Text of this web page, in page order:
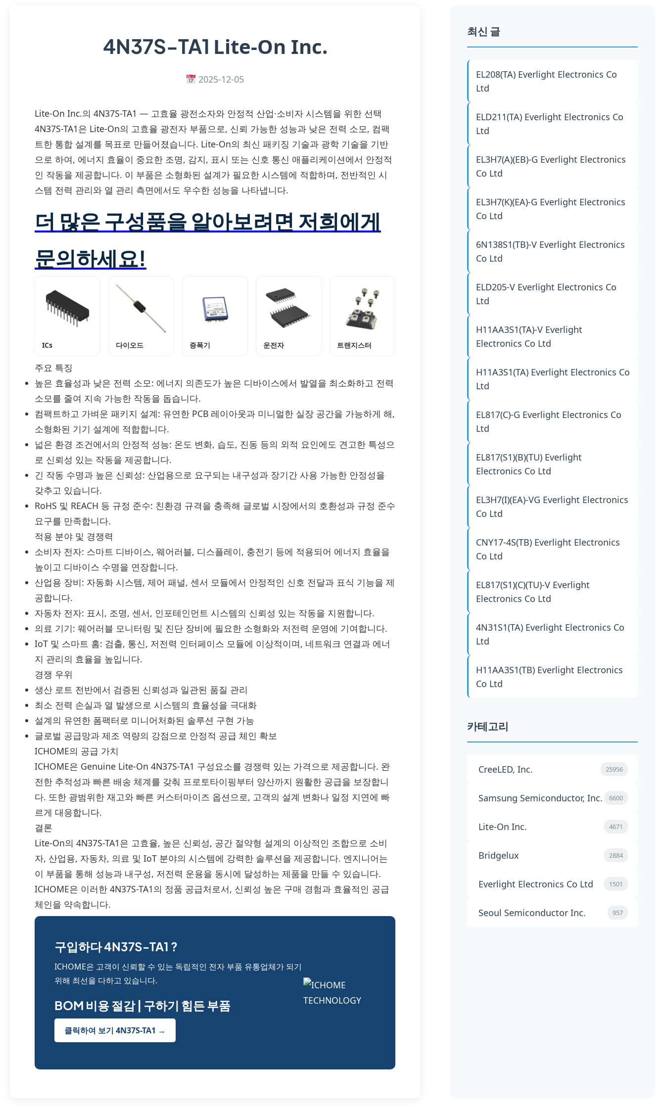
4N37S-TA1 Lite-On Inc.
2025-12-05
Lite-On Inc.의 4N37S-TA1 — 고효율 광전소자와 안정적 산업·소비자 시스템을 위한 선택
4N37S-TA1은 Lite-On의 고효율 광전자 부품으로, 신뢰 가능한 성능과 낮은 전력 소모, 컴팩
트한 통합 설계를 목표로 만들어졌습니다. Lite-On의 최신 패키징 기술과 광학 기술을 기반
으로 하여, 에너지 효율이 중요한 조명, 감지, 표시 또는 신호 통신 애플리케이션에서 안정적
인 작동을 제공합니다. 이 부품은 소형화된 설계가 필요한 시스템에 적합하며, 전반적인 시
스템 전력 관리와 열 관리 측면에서도 우수한 성능을 나타냅니다.
더 많은 구성품을 알아보려면 저희에게
문의하세요!
ICs 다이오드 증폭기 운전자 트랜지스터
주요 특징
높은 효율성과 낮은 전력 소모: 에너지 의존도가 높은 디바이스에서 발열을 최소화하고 전력
소모를 줄여 지속 가능한 작동을 돕습니다.
컴팩트하고 가벼운 패키지 설계: 유연한 PCB 레이아웃과 미니멀한 실장 공간을 가능하게 해,
소형화된 기기 설계에 적합합니다.
넓은 환경 조건에서의 안정적 성능: 온도 변화, 습도, 진동 등의 외적 요인에도 견고한 특성으
로 신뢰성 있는 작동을 제공합니다.
긴 작동 수명과 높은 신뢰성: 산업용으로 요구되는 내구성과 장기간 사용 가능한 안정성을
갖추고 있습니다.
RoHS 및 REACH 등 규정 준수: 친환경 규격을 충족해 글로벌 시장에서의 호환성과 규정 준수
요구를 만족합니다.
적용 분야 및 경쟁력
소비자 전자: 스마트 디바이스, 웨어러블, 디스플레이, 충전기 등에 적용되어 에너지 효율을
높이고 디바이스 수명을 연장합니다.
산업용 장비: 자동화 시스템, 제어 패널, 센서 모듈에서 안정적인 신호 전달과 표식 기능을 제
공합니다.
자동차 전자: 표시, 조명, 센서, 인포테인먼트 시스템의 신뢰성 있는 작동을 지원합니다.
의료 기기: 웨어러블 모니터링 및 진단 장비에 필요한 소형화와 저전력 운영에 기여합니다.
IoT 및 스마트 홈: 검출, 통신, 저전력 인터페이스 모듈에 이상적이며, 네트워크 연결과 에너
지 관리의 효율을 높입니다.
경쟁 우위
생산 로트 전반에서 검증된 신뢰성과 일관된 품질 관리
최소 전력 손실과 열 발생으로 시스템의 효율성을 극대화
설계의 유연한 폼팩터로 미니어처화된 솔루션 구현 가능
글로벌 공급망과 제조 역량의 강점으로 안정적 공급 체인 확보
ICHOME의 공급 가치
ICHOME은 Genuine Lite-On 4N37S-TA1 구성요소를 경쟁력 있는 가격으로 제공합니다. 완
전한 추적성과 빠른 배송 체계를 갖춰 프로토타이핑부터 양산까지 원활한 공급을 보장합니
다. 또한 광범위한 재고와 빠른 커스터마이즈 옵션으로, 고객의 설계 변화나 일정 지연에 빠
르게 대응합니다.
결론
Lite-On의 4N37S-TA1은 고효율, 높은 신뢰성, 공간 절약형 설계의 이상적인 조합으로 소비
자, 산업용, 자동차, 의료 및 IoT 분야의 시스템에 강력한 솔루션을 제공합니다. 엔지니어는
이 부품을 통해 성능과 내구성, 저전력 운용을 동시에 달성하는 제품을 만들 수 있습니다.
ICHOME은 이러한 4N37S-TA1의 정품 공급처로서, 신뢰성 높은 구매 경험과 효율적인 공급
체인을 약속합니다.
구입하다 4N37S-TA1 ?
ICHOME은 고객이 신뢰할 수 있는 독립적인 전자 부품 유통업체가 되기
위해 최선을 다하고 있습니다.
BOM 비용 절감 | 구하기 힘든 부품
클릭하여 보기 4N37S-TA1 →
최신 글
EL208(TA) Everlight Electronics Co
Ltd
ELD211(TA) Everlight Electronics Co
Ltd
EL3H7(A)(EB)-G Everlight Electronics
Co Ltd
EL3H7(K)(EA)-G Everlight Electronics
Co Ltd
6N138S1(TB)-V Everlight Electronics
Co Ltd
ELD205-V Everlight Electronics Co
Ltd
H11AA3S1(TA)-V Everlight
Electronics Co Ltd
H11A3S1(TA) Everlight Electronics Co
Ltd
EL817(C)-G Everlight Electronics Co
Ltd
EL817(S1)(B)(TU) Everlight
Electronics Co Ltd
EL3H7(I)(EA)-VG Everlight Electronics
Co Ltd
CNY17-4S(TB) Everlight Electronics
Co Ltd
EL817(S1)(C)(TU)-V Everlight
Electronics Co Ltd
4N31S1(TA) Everlight Electronics Co
Ltd
H11AA3S1(TB) Everlight Electronics
Co Ltd
카테고리
CreeLED, Inc. 25956
Samsung Semiconductor, Inc. 6600
Lite-On Inc. 4671
Bridgelux 2884
Everlight Electronics Co Ltd 1501
Seoul Semiconductor Inc. 957